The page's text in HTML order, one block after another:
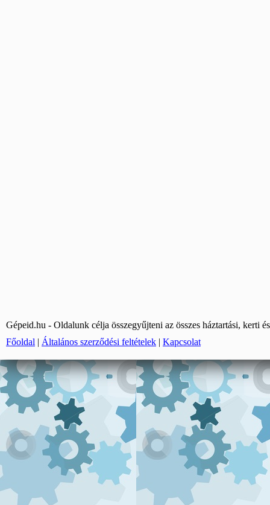
Gépeid.hu - Oldalunk célja összegyűjteni az összes háztartási, kerti
Főoldal | Általános szerződési feltételek | Kapcsolat